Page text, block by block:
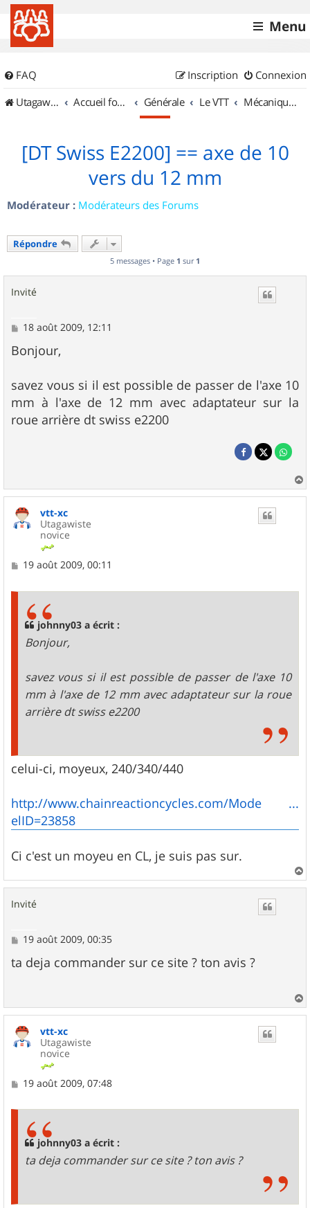
Menu
FAQ Connexion
Inscription
UtagawaVTT (Randos VTT et VTTAE avec traces GPS)
Accueil forum Générale Le VTT Mécanique et Entretiens
[DT Swiss E2200] == axe de 10
vers du 12 mm
Modérateur : Modérateurs des Forums
Répondre
5 messages • Page 1 sur 1
Invité
M
s
s
g
e
18 août 2009, 12:11
Bonjour,
savez vous si il est possible de passer de l'axe 10
mm à l'axe de 12 mm avec adaptateur sur la
roue arrière dt swiss e2200
a
vtt-xc
Utagawiste
novice
M19 août 2009, 00:11
johnny03 a écrit :
Bonjour,
savez vous si il est possible de passer de l'axe 10
mm à l'axe de 12 mm avec adaptateur sur la roue
arrière dt swiss e2200
celui-ci, moyeux, 240/340/440
http://www.chainreactioncycles.com/Mode ...
elID=23858
Ci c'est un moyeu en CL, je suis pas sur.
a
Invité
M
s
s
19 août 2009, 00:35
ta deja commander sur ce site ? ton avis ?
a
vtt-xc
Utagawiste
novice
M19 août 2009, 07:48
johnny03 a écrit :
ta deja commander sur ce site ? ton avis ?